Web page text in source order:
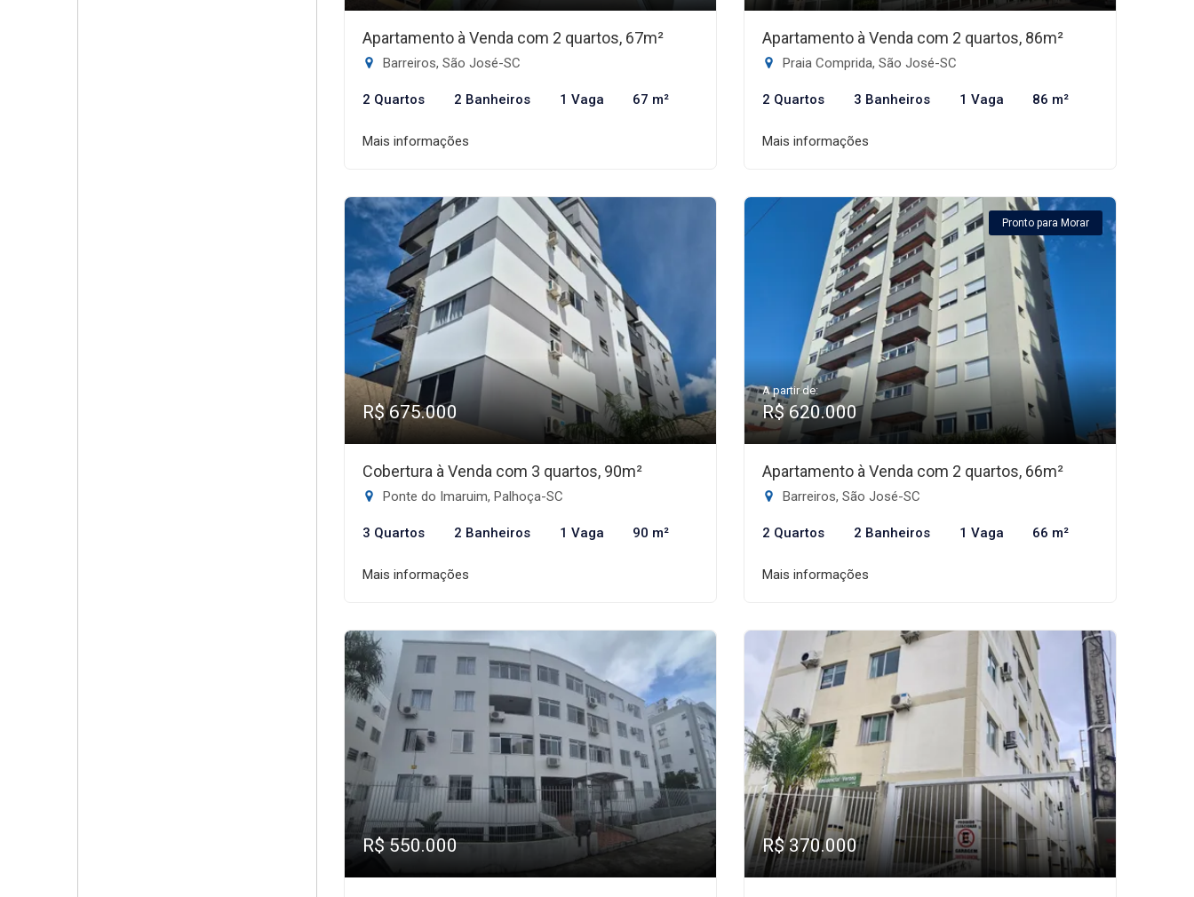
Apartamento à Venda com 2 quartos, 67m²
Barreiros, São José-SC
2 Quartos 2 Banheiros 1 Vaga 67 m²
Mais informações
Apartamento à Venda com 2 quartos, 86m²
Praia Comprida, São José-SC
2 Quartos 3 Banheiros 1 Vaga 86 m²
Mais informações
R$ 675.000
Cobertura à Venda com 3 quartos, 90m²
Ponte do Imaruim, Palhoça-SC
3 Quartos 2 Banheiros 1 Vaga 90 m²
Mais informações
Pronto para Morar
A partir de:
R$ 620.000
Apartamento à Venda com 2 quartos, 66m²
Barreiros, São José-SC
2 Quartos 2 Banheiros 1 Vaga 66 m²
Mais informações
R$ 550.000 R$ 370.000